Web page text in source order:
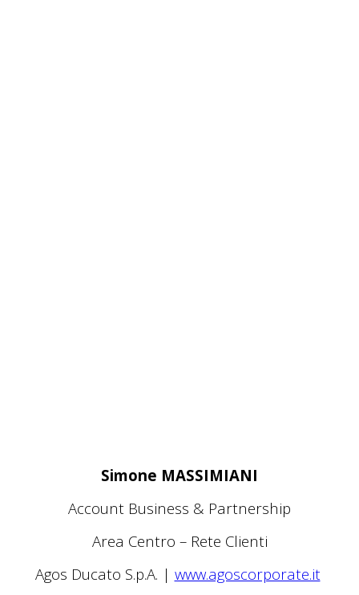
Simone MASSIMIANI
Account Business & Partnership
Area Centro – Rete Clienti
Agos Ducato S.p.A. | www.agoscorporate.it